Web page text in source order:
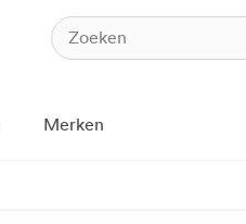
Merken